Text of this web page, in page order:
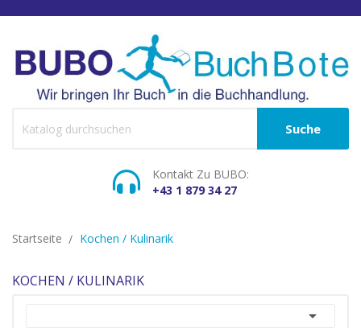
Suche
Kontakt Zu BUBO:
+43 1 879 34 27
Startseite Kochen / Kulinarik
KOCHEN / KULINARIK
